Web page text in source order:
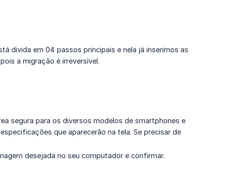
divida em 04 passos principais e nela já inserimos as
a migração é irreversível.
segura para os diversos modelos de smartphones e
que aparecerão na tela. Se precisar de
desejada no seu computador e confirmar.